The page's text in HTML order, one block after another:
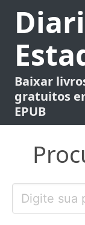
Baixar
gratuitos
EPUB